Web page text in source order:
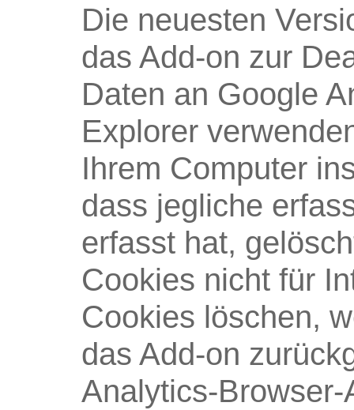
Die neuesten
das Add-on zur
Daten an Google
Explorer
Ihrem Computer
dass jegliche
erfasst hat,
Cookies nicht für
Cookies löschen,
das Add-on
Analytics-